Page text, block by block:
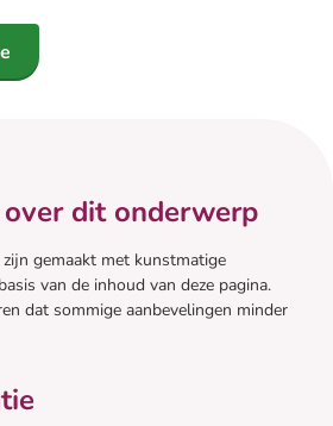
dit onderwerp
zijn gemaakt met kunstmatige
van de inhoud van deze pagina.
dat sommige aanbevelingen minder